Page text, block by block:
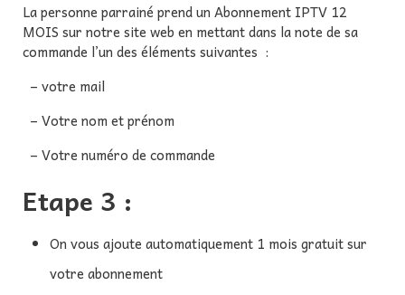
La personne parrainé prend un Abonnement IPTV 12
MOIS sur notre site web en mettant dans la note de sa
commande l’un des éléments suivantes :
– votre mail
– Votre nom et prénom
– Votre numéro de commande
Etape 3 :
On vous ajoute automatiquement 1 mois gratuit sur
votre abonnement